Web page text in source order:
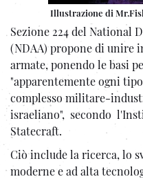
Illustrazione di
Sezione 224 del National
(NDAA) propone di unire
armate, ponendo le basi
"apparentemente ogni
complesso militare-
israeliano", secondo
Statecraft.
Ciò include la ricerca, lo
moderne e ad alta